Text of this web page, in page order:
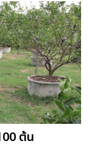
ต้น